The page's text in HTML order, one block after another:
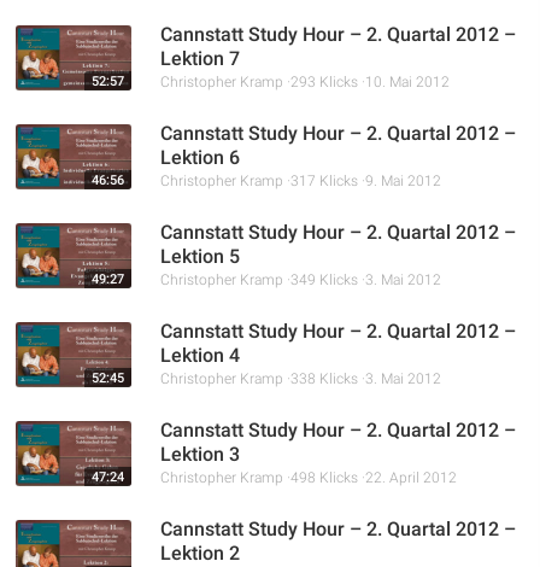
52:57
Cannstatt Study Hour – 2. Quartal 2012 –
Lektion 7
Christopher Kramp 293 Klicks 10. Mai 2012
46:56
Cannstatt Study Hour – 2. Quartal 2012 –
Lektion 6
Christopher Kramp 317 Klicks 9. Mai 2012
49:27
Cannstatt Study Hour – 2. Quartal 2012 –
Lektion 5
Christopher Kramp 349 Klicks 3. Mai 2012
52:45
Cannstatt Study Hour – 2. Quartal 2012 –
Lektion 4
Christopher Kramp 338 Klicks 3. Mai 2012
47:24
Cannstatt Study Hour – 2. Quartal 2012 –
Lektion 3
Christopher Kramp 498 Klicks 22. April 2012
Cannstatt Study Hour – 2. Quartal 2012 –
Lektion 2